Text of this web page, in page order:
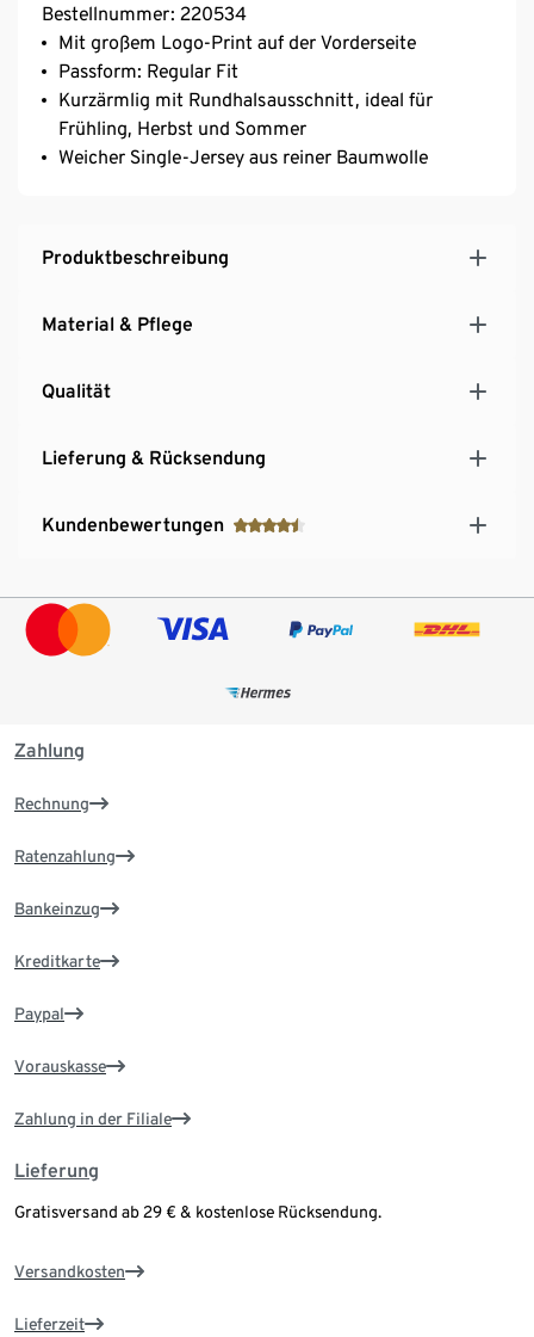
Bestellnummer: 220534
Mit großem Logo-Print auf der Vorderseite
Passform: Regular Fit
Kurzärmlig mit Rundhalsausschnitt, ideal für
Frühling, Herbst und Sommer
Weicher Single-Jersey aus reiner Baumwolle
Produktbeschreibung
Material & Pflege
Qualität
Lieferung & Rücksendung
Kundenbewertungen
Zahlung
Rechnung
Ratenzahlung
Bankeinzug
Kreditkarte
Paypal
Vorauskasse
Zahlung in der Filiale
Lieferung
Gratisversand ab 29 € & kostenlose Rücksendung.
Versandkosten
Lieferzeit